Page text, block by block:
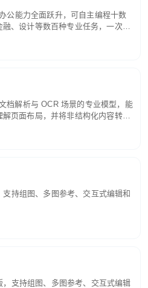
公能力全面跃升，可自主编程十数
、设计等数百种专业任务，一次对
觉理解贯穿规划、执行与验证全流
语义解析。长程任务中自主规划与
档解析与 OCR 场景的专业模型，能
页面布局，并将非结构化内容转换
构化结果。
持组图、多图参考、交互式编辑和
支持组图、多图参考、交互式编辑